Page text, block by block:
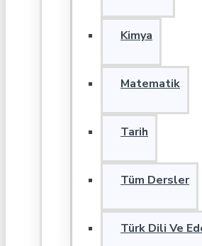
Kimya
Matematik
Tarih
Tüm Dersler
Türk Dili Ve